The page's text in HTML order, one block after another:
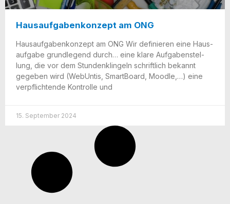
Hausaufgabenkonzept am ONG
Haus­auf­ga­ben­kon­zept am ONG Wir defi­nie­ren eine Haus­
auf­ga­be grund­le­gend durch… eine kla­re Auf­ga­ben­stel­
lung, die vor dem Stun­den­k­lin­geln schrift­lich bekannt
gege­ben wird (WebUn­tis, Smart­Board, Mood­le,…) eine
ver­pflich­ten­de Kon­trol­le und
15. September 2024